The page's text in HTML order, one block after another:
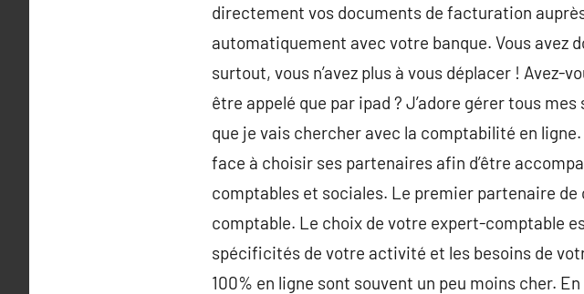
directement vos documents de facturation
automatiquement avec votre banque. Vous avez
surtout, vous n’avez plus à vous déplacer !
être appelé que par ipad ? J’adore gérer tous
que je vais chercher avec la comptabilité en
face à choisir ses partenaires afin d’être
comptables et sociales. Le premier partenaire
comptable. Le choix de votre expert-comptable
spécificités de votre activité et les besoins de
100% en ligne sont souvent un peu moins cher.